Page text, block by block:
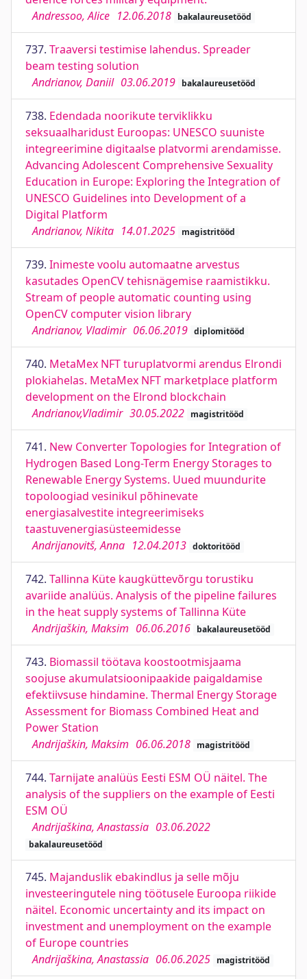
Andressoo, Alice 12.06.2018 bakalaureusetööd
737. Traaversi testimise lahendus. Spreader
beam testing solution
Andrianov, Daniil 03.06.2019 bakalaureusetööd
738. Edendada noorikute terviklikku
seksuaalharidust Euroopas: UNESCO suuniste
integreerimine digitaalse platvormi arendamisse.
Advancing Adolescent Comprehensive Sexuality
Education in Europe: Exploring the Integration of
UNESCO Guidelines into Development of a
Digital Platform
Andrianov, Nikita 14.01.2025 magistritööd
739. Inimeste voolu automaatne arvestus
kasutades OpenCV tehisnägemise raamistikku.
Stream of people automatic counting using
OpenCV computer vision library
Andrianov, Vladimir 06.06.2019 diplomitööd
740. MetaMex NFT turuplatvormi arendus Elrondi
plokiahelas. MetaMex NFT marketplace platform
development on the Elrond blockchain
Andrianov,Vladimir 30.05.2022 magistritööd
741. New Converter Topologies for Integration of
Hydrogen Based Long-Term Energy Storages to
Renewable Energy Systems. Uued muundurite
topoloogiad vesinikul põhinevate
energiasalvestite integreerimiseks
taastuvenergiasüsteemidesse
Andrijanovitš, Anna 12.04.2013 doktoritööd
742. Tallinna Küte kaugküttevõrgu torustiku
avariide analüüs. Analysis of the pipeline failures
in the heat supply systems of Tallinna Küte
Andrijaškin, Maksim 06.06.2016 bakalaureusetööd
743. Biomassil töötava koostootmisjaama
soojuse akumulatsioonipaakide paigaldamise
efektiivsuse hindamine. Thermal Energy Storage
Assessment for Biomass Combined Heat and
Power Station
Andrijaškin, Maksim 06.06.2018 magistritööd
744. Tarnijate analüüs Eesti ESM OÜ näitel. The
analysis of the suppliers on the example of Eesti
ESM OÜ
Andrijaškina, Anastassia 03.06.2022
bakalaureusetööd
745. Majanduslik ebakindlus ja selle mõju
investeeringutele ning töötusele Euroopa riikide
näitel. Economic uncertainty and its impact on
investment and unemployment on the example
of Europe countries
Andrijaškina, Anastassia 06.06.2025 magistritööd